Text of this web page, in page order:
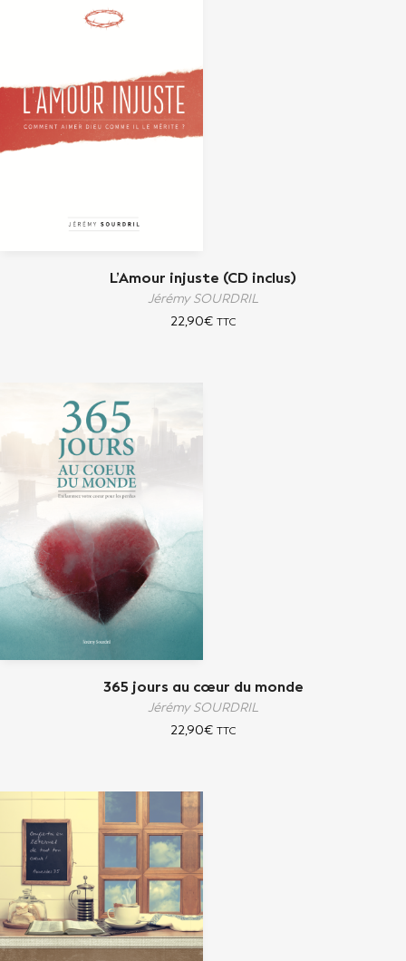
L’Amour injuste (CD inclus)
Jérémy SOURDRIL
22,90€ TTC
365 jours au cœur du monde
Jérémy SOURDRIL
22,90€ TTC